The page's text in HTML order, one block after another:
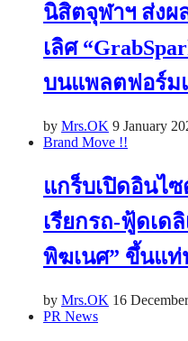
นิสิตจุฬาฯ ส่งผ
เลิศ
บนแพลตฟอร์ม
by Mrs.OK 9 January
Brand Move !!
แกร็บเปิดอินไ
เรียกรถ-ฟู้ดเด
พิฆเนศ” ขึ้นแ
by Mrs.OK 16
PR News